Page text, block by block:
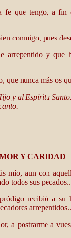
fe que tengo, a fin
conmigo, pues
arrepentido y que
que nunca más os
y al Espíritu
Y CARIDAD
mío, aun con
todos sus
recibió a su
a postrarme a